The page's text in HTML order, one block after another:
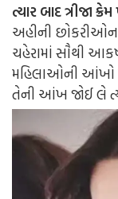
ત્યાર બાદ ત્રીજા
અહીની
ચહેરામાં સૌથી
મહિલાઓની આંખો
તેની આંખ જોઈ લે